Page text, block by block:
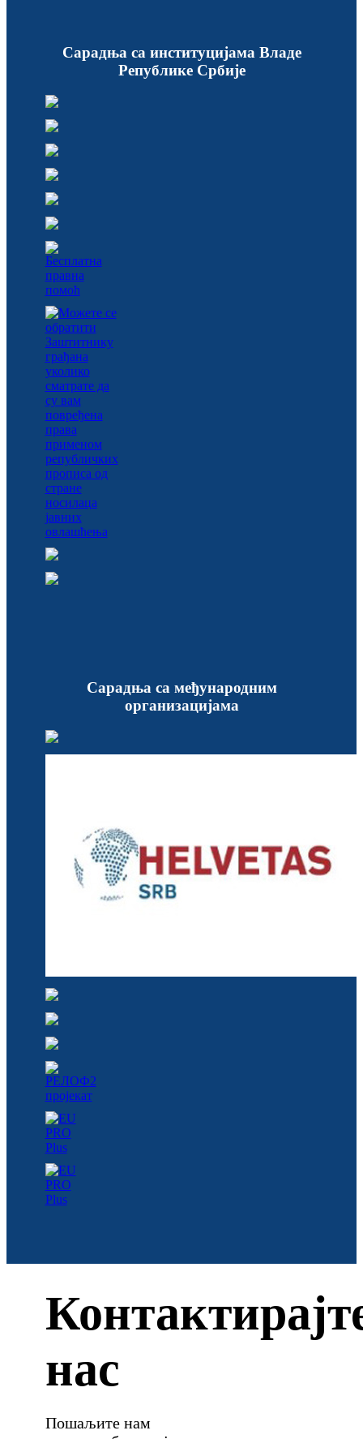
Сарадња са институцијама Владе
Републике Србије
Сарадња са међународним
организацијама
нас
Пошаљите нам